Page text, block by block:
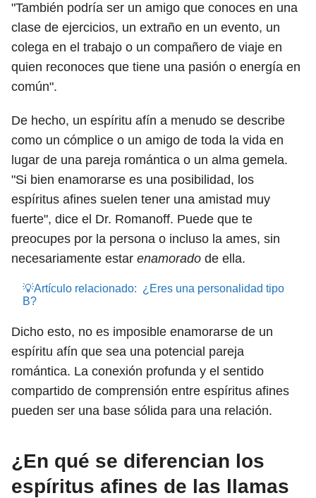
"También podría ser un amigo que conoces en una
clase de ejercicios, un extraño en un evento, un
colega en el trabajo o un compañero de viaje en
quien reconoces que tiene una pasión o energía en
común".
De hecho, un espíritu afín a menudo se describe
como un cómplice o un amigo de toda la vida en
lugar de una pareja romántica o un alma gemela.
"Si bien enamorarse es una posibilidad, los
espíritus afines suelen tener una amistad muy
fuerte", dice el Dr. Romanoff. Puede que te
preocupes por la persona o incluso la ames, sin
necesariamente estar enamorado de ella.
💡Artículo relacionado: ¿Eres una personalidad tipo
B?
Dicho esto, no es imposible enamorarse de un
espíritu afín que sea una potencial pareja
romántica. La conexión profunda y el sentido
compartido de comprensión entre espíritus afines
pueden ser una base sólida para una relación.
¿En qué se diferencian los
espíritus afines de las llamas